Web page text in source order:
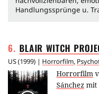
Handlungssprünge u.
6. BLAIR WITCH
US(1999) | Horrorfilm,
Horrorfilm
Sánchez mit